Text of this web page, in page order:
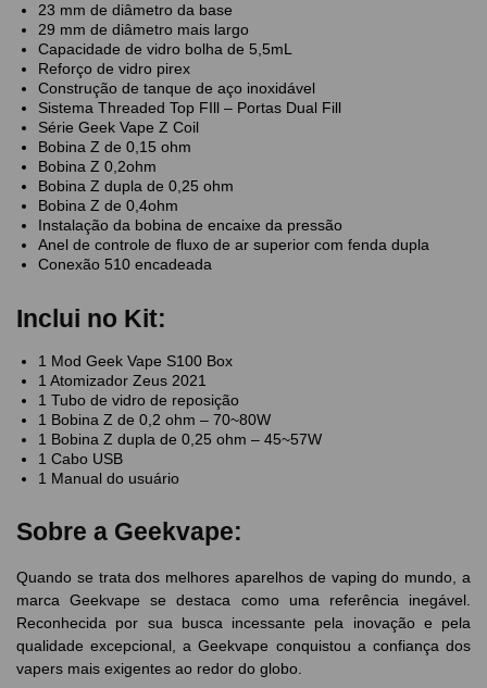
23 mm de diâmetro da base
29 mm de diâmetro mais largo
Capacidade de vidro bolha de 5,5mL
Reforço de vidro pirex
Construção de tanque de aço inoxidável
Sistema Threaded Top FIll – Portas Dual Fill
Série Geek Vape Z Coil
Bobina Z de 0,15 ohm
Bobina Z 0,2ohm
Bobina Z dupla de 0,25 ohm
Bobina Z de 0,4ohm
Instalação da bobina de encaixe da pressão
Anel de controle de fluxo de ar superior com fenda dupla
Conexão 510 encadeada
Inclui no Kit:
1 Mod Geek Vape S100 Box
1 Atomizador Zeus 2021
1 Tubo de vidro de reposição
1 Bobina Z de 0,2 ohm – 70~80W
1 Bobina Z dupla de 0,25 ohm – 45~57W
1 Cabo USB
1 Manual do usuário
Sobre a Geekvape:
Quando se trata dos melhores aparelhos de vaping do mundo, a
marca Geekvape se destaca como uma referência inegável.
Reconhecida por sua busca incessante pela inovação e pela
qualidade excepcional, a Geekvape conquistou a confiança dos
vapers mais exigentes ao redor do globo.